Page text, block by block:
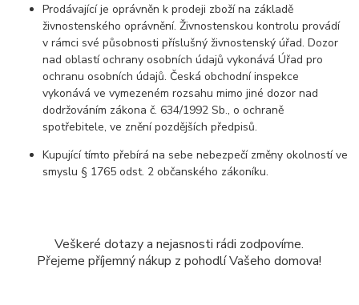
Prodávající je oprávněn k prodeji zboží na základě
živnostenského oprávnění. Živnostenskou kontrolu provádí
v rámci své působnosti příslušný živnostenský úřad. Dozor
nad oblastí ochrany osobních údajů vykonává Úřad pro
ochranu osobních údajů. Česká obchodní inspekce
vykonává ve vymezeném rozsahu mimo jiné dozor nad
dodržováním zákona č. 634/1992 Sb., o ochraně
spotřebitele, ve znění pozdějších předpisů.
Kupující tímto přebírá na sebe nebezpečí změny okolností ve
smyslu § 1765 odst. 2 občanského zákoníku.
Veškeré dotazy a nejasnosti rádi zodpovíme.
Přejeme příjemný nákup z pohodlí Vašeho domova!